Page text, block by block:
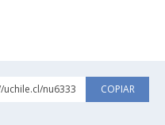
uchile.cl/nu6333 COPIAR